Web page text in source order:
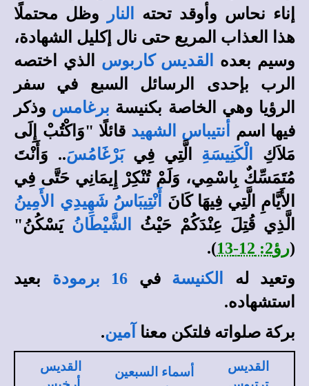
إناء نحاس وأوقد تحته
النار
وظل محتملًا
هذا العذاب المريع حتى نال إكليل الشهادة،
وسيم بعده
القديس كاربوس الذي اختصه
الرب بإحدى الرسائل السبع في سفر
الرؤيا وهي الخاصة بكنيسة برغامس وذكر
فيها اسم
أنتيباس الشهيد قائلًا "وَاكْتُبْ إِلَى
مَلاَكِ
الْكَنِيسَةِ الَّتِي فِيبَرْغَامُسَ.. وَأَنْتَ
مُتَمَسِّكٌ بِاسْمِي، وَلَمْ تُنْكِرْ إِيمَانِي حَتَّى فِي
الأَيَّامِ الَّتِي فِيهَا كَانَ أَنْتِيبَاسُ شَهِيدِي الأَمِينُ
الَّذِي قُتِلَ عِنْدَكُمْ حَيْثُ
الشَّيْطَانُ يَسْكُنُ"
(رؤ2: 12-13
).
وتعيد له
الكنيسة في 16 برمودة
بعيد
استشهاده.
بركة صلواته فلتكن معنا
آمين.
القديس
أسماء السبعين
القديس